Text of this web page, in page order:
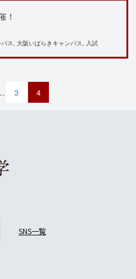
！
ス 大阪いばらきキャンパス 入試
3 4
SNS一覧